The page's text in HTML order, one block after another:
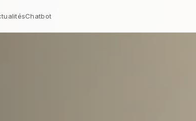
Chatbot